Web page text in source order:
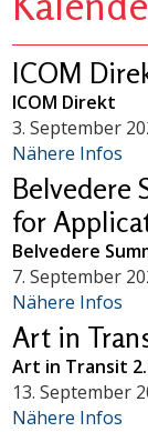
ICOM
ICOM Direkt
3. September
Nähere Infos
Belvedere
for
Belvedere
7. September
Nähere Infos
Art in
Art in Transit
13. September
Nähere Infos